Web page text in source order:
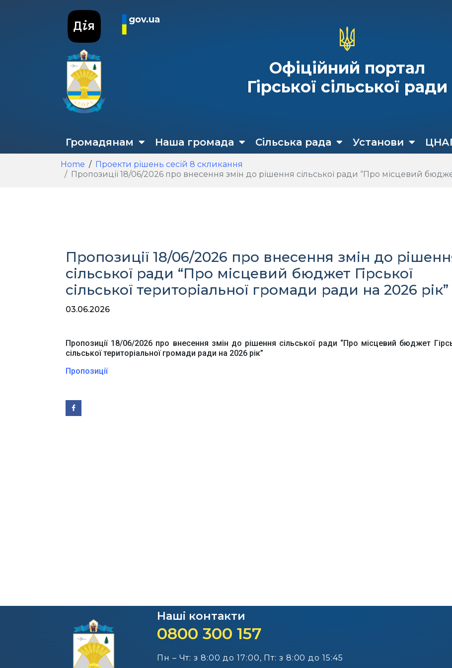
Офіційний портал
Гірської сільської ради
Громадянам Наша громада Сільська рада Установи
Home
Проекти рішень сесій 8 скликання
Пропозиції 18/06/2026 про внесення змін до рішення сільської ради “Про місцевий бюджет Гірської
Пропозиції 18/06/2026 про внесення змін до
сільської ради “Про місцевий бюджет Гірської
сільської територіальної громади ради на 2026 рік”
03.06.2026
Пропозиції 18/06/2026 про внесення змін до рішення сільської ради “Про місцевий бюджет
сільської територіальної громади ради на 2026 рік”
Пропозиції
Наші контакти
0800 300 157
Пн – Чт: з 8:00 до 17:00, Пт: з 8:00 до 15:45